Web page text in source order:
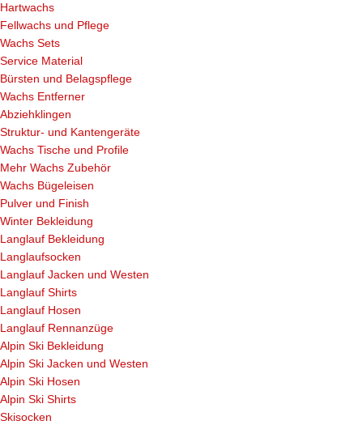
Hartwachs
Fellwachs und Pflege
Wachs Sets
Service Material
Bürsten und Belagspflege
Wachs Entferner
Abziehklingen
Struktur- und Kantengeräte
Wachs Tische und Profile
Mehr Wachs Zubehör
Wachs Bügeleisen
Pulver und Finish
Winter Bekleidung
Langlauf Bekleidung
Langlaufsocken
Langlauf Jacken und Westen
Langlauf Shirts
Langlauf Hosen
Langlauf Rennanzüge
Alpin Ski Bekleidung
Alpin Ski Jacken und Westen
Alpin Ski Hosen
Alpin Ski Shirts
Skisocken